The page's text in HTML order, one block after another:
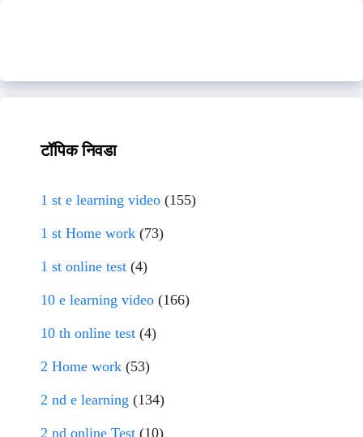
टॉपिक निवडा
1 st e learning video (155)
1 st Home work (73)
1 st online test (4)
10 e learning video (166)
10 th online test (4)
2 Home work (53)
2 nd e learning (134)
2 nd online Test (10)